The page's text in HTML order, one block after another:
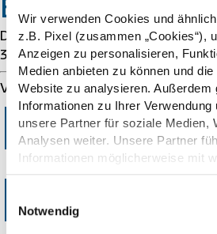
Wir verwenden Cookies und
z.B. Pixel (zusammen „Cookies“),
Anzeigen zu personalisieren,
Medien anbieten zu können und
Website zu analysieren. Außerdem
Informationen zu Ihrer
unsere Partner für soziale Medien,
Analysen weiter. Unsere Partner
Informationen möglicherweise mit
zusammen, die Sie ihnen
haben. Wir berücksichtigen hierbei
Notwendig
Error 54113
Details: cache-chi-klot8100091-
3333663288
Varnish cache server
Error